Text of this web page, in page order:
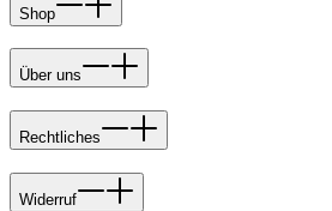
Shop
Über uns
Rechtliches
Widerruf